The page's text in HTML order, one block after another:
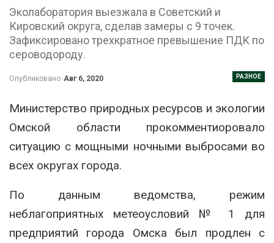
Эколаборатория выезжала в Советский и
Кировский округа, сделав замеры с 9 точек.
Зафиксировано трехкратное превышение ПДК по
сероводороду.
РАЗНОЕ
Опубликовано Авг 6, 2020
Министерство природных ресурсов и экологии
Омской области прокомментиоровало
ситуацию с мощными ночными выбросами во
всех округах города.
По данным ведомства, режим
неблагоприятных метеоусловий № 1 для
предприятий города Омска был продлен с